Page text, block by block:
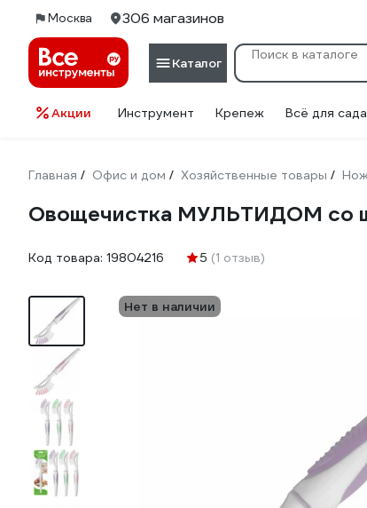
Москва 306 магазинов
Каталог
Акции Инструмент Крепеж Всё для сада
Главная / Офис и дом / Хозяйственные товары /
Овощечистка МУЛЬТИДОМ со
Код товара: 19804216 5 (1 отзыв)
Нет в наличии